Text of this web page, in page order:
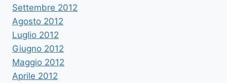
Settembre 2012
Agosto 2012
Luglio 2012
Giugno 2012
Maggio 2012
Aprile 2012